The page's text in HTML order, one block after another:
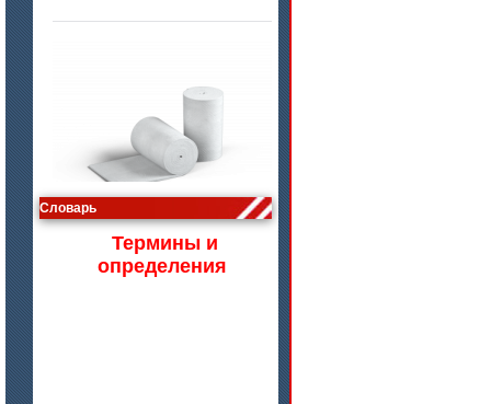
цена по запросу
Словарь
Термины и
определения